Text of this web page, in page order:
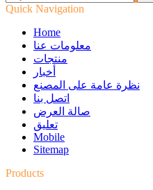
Quick Navigation
Home
معلومات عنا
منتجات
أخبار
نظرة عامة على المصنع
اتصل بنا
صالة العرض
تعليق
Mobile
Sitemap
Products